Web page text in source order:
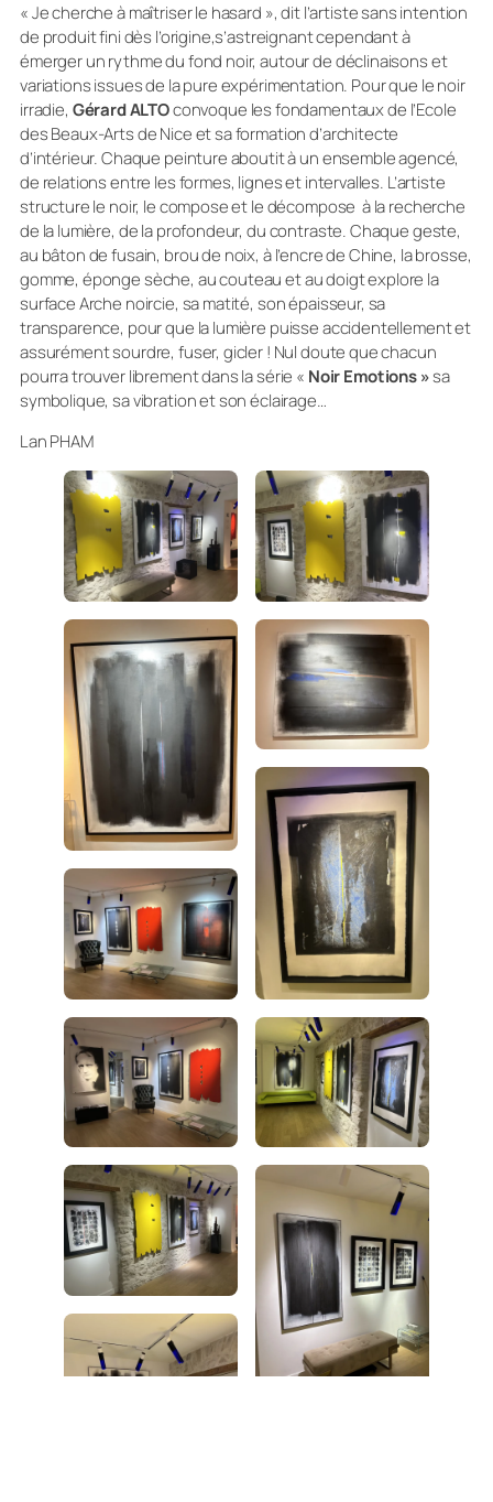
« Je cherche à maîtriser le hasard »,dit l’artiste sans intention
de produit fini dès l’origine,s’astreignant cependant à
émerger un rythme du fond noir, autour de déclinaisons et
variations issues de la pure expérimentation. Pour que le noir
irradie, Gérard ALTOconvoque les fondamentaux de l’Ecole
des Beaux-Arts de Nice et sa formation d’architecte
d’intérieur. Chaque peinture aboutit à un ensemble agencé,
de relations entre les formes, lignes et intervalles. L’artiste
structure le noir, le compose et le décompose à la recherche
de la lumière, de la profondeur, du contraste. Chaque geste,
au bâton de fusain, brou de noix, à l’encre de Chine, la brosse,
gomme, éponge sèche, au couteau et au doigt explore la
surface Arche noircie, sa matité, son épaisseur, sa
transparence, pour que la lumière puisse accidentellement et
assurément sourdre, fuser, gicler ! Nul doute que chacun
pourra trouver librement dans la série « Noir Emotions »sa
symbolique, sa vibration et son éclairage…
Lan PHAM